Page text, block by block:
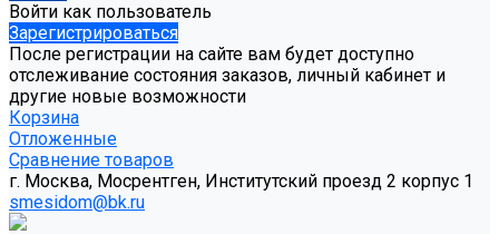
Войти как пользователь
Зарегистрироваться
После регистрации на сайте вам будет доступно
отслеживание состояния заказов, личный кабинет и
другие новые возможности
Корзина
Отложенные
Сравнение товаров
г. Москва, Мосрентген, Институтский проезд 2 корпус 1
smesidom@bk.ru